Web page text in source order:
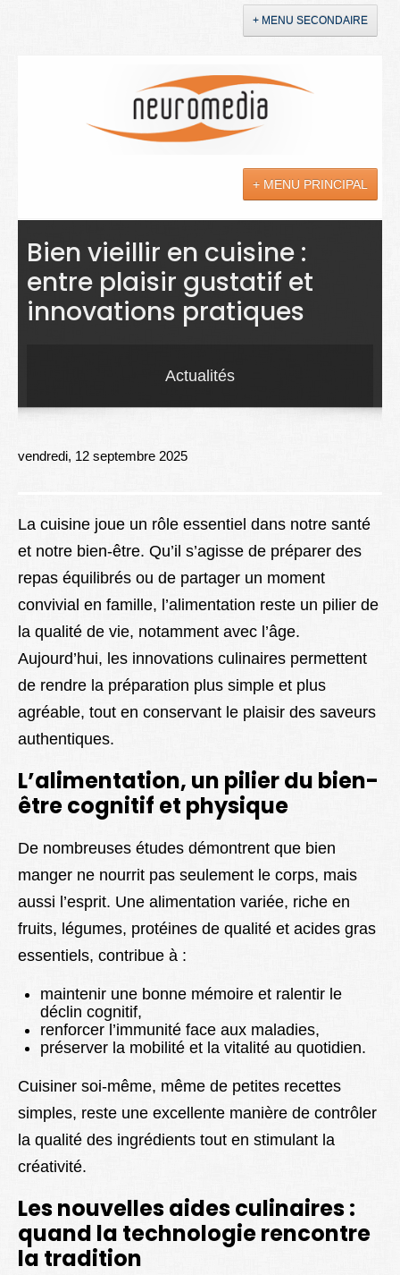
+ MENU SECONDAIRE
+ MENU PRINCIPAL
Actualités
Sciences
Maladies
Better Health
Bien vieillir en cuisine :
entre plaisir gustatif et
innovations pratiques
Actualités
vendredi, 12 septembre 2025
La cuisine joue un rôle essentiel dans notre santé
et notre bien-être. Qu’il s’agisse de préparer des
repas équilibrés ou de partager un moment
convivial en famille, l’alimentation reste un pilier de
la qualité de vie, notamment avec l’âge.
Aujourd’hui, les innovations culinaires permettent
de rendre la préparation plus simple et plus
agréable, tout en conservant le plaisir des saveurs
authentiques.
L’alimentation, un pilier du bien-
être cognitif et physique
De nombreuses études démontrent que bien
manger ne nourrit pas seulement le corps, mais
aussi l’esprit. Une alimentation variée, riche en
fruits, légumes, protéines de qualité et acides gras
essentiels, contribue à :
maintenir une bonne mémoire et ralentir le
déclin cognitif,
renforcer l’immunité face aux maladies,
préserver la mobilité et la vitalité au quotidien.
Cuisiner soi-même, même de petites recettes
simples, reste une excellente manière de contrôler
la qualité des ingrédients tout en stimulant la
créativité.
Les nouvelles aides culinaires :
quand la technologie rencontre
la tradition